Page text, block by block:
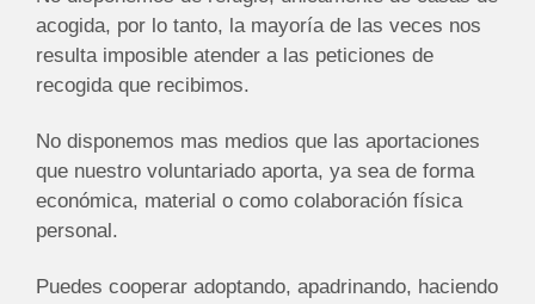
acogida, por lo tanto, la mayoría de las veces nos
resulta imposible atender a las peticiones de
recogida que recibimos.
No disponemos mas medios que las aportaciones
que nuestro voluntariado aporta, ya sea de forma
económica, material o como colaboración física
personal.
Puedes cooperar adoptando, apadrinando, haciendo